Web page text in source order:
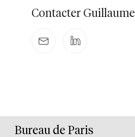
Contacter Guillaume
Bureau de Paris